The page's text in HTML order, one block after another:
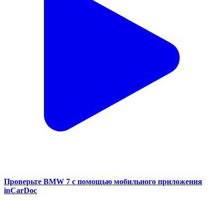
Проверьте BMW 7 с помощью мобильного приложения
inCarDoc